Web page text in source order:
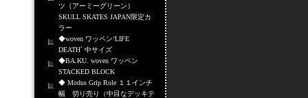
ツ（アーミーグリーン）
SKULL SKATES JAPAN限定カ
ラー
◆woven ワッペン‘LIFE
DEATH` 中サイズ
◆BA.KU. woven ワッペン
STACKED BLOCK
◆ Modus Grip Role １１インチ
幅 切り売り（中目なデッキテ